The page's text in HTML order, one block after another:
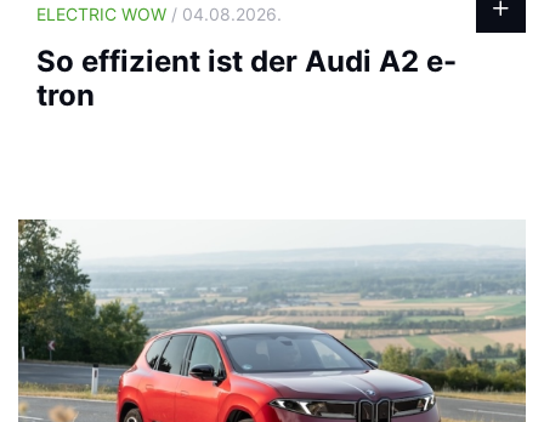
ELECTRIC WOW / 04.08.2026.
So effizient ist der Audi A2 e-
tron